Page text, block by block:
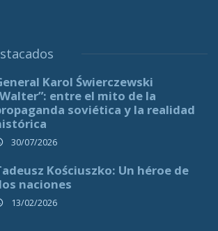
Karol Świerczewski
entre el mito de la
soviética y la realidad
30/07/2026
Kościuszko: Un héroe de
naciones
13/02/2026